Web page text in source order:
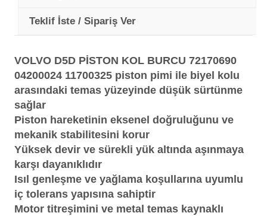
Teklif İste / Sipariş Ver
VOLVO D5D PİSTON KOL BURCU 72170690
04200024 11700325 piston pimi ile biyel kolu
arasındaki temas yüzeyinde düşük sürtünme
sağlar
Piston hareketinin eksenel doğruluğunu ve
mekanik stabilitesini korur
Yüksek devir ve sürekli yük altında aşınmaya
karşı dayanıklıdır
Isıl genleşme ve yağlama koşullarına uyumlu
iç tolerans yapısına sahiptir
Motor titreşimini ve metal temas kaynaklı